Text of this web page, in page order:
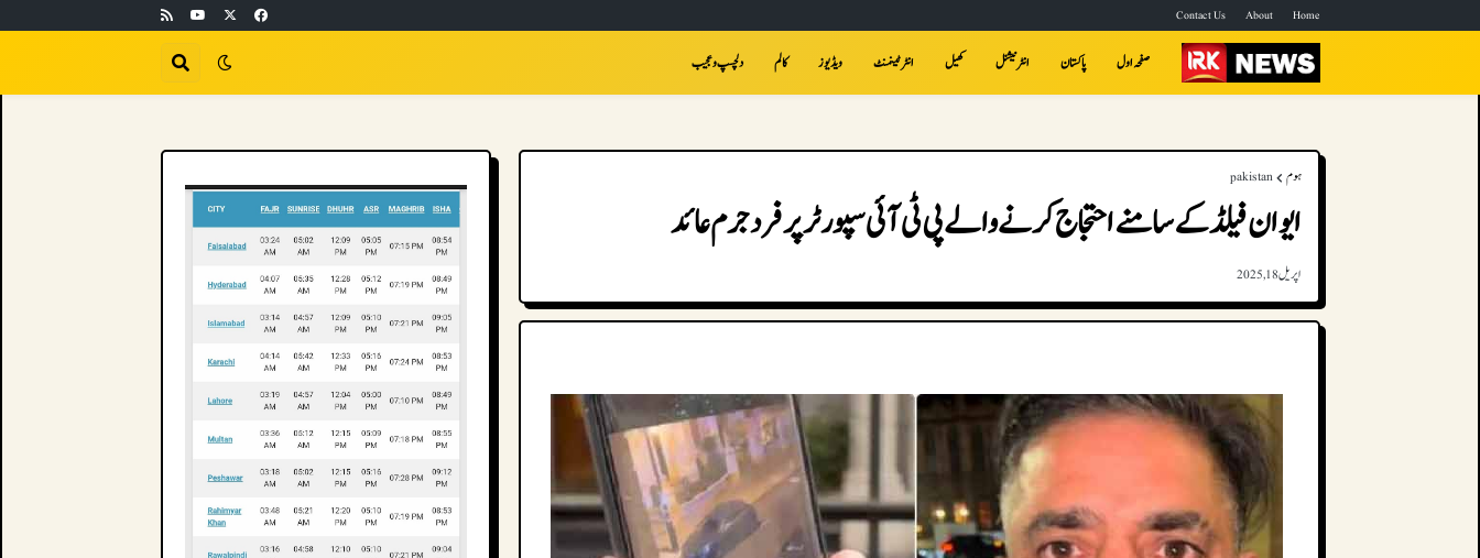
Home
About
Contact Us
صفحہ اول پاکستان انٹرنیشنل کھیل انٹرٹینمنٹ ویڈیوز کالم دلچسپ و عجیب
ہوم pakistan
ایوان فیلڈ کے سامنے احتجاج کرنے والے پی ٹی آئی سپورٹر پر فرد جرم عائد
اپریل 18, 2025